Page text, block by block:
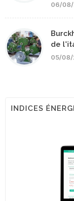
06/
de
05/
INDICES